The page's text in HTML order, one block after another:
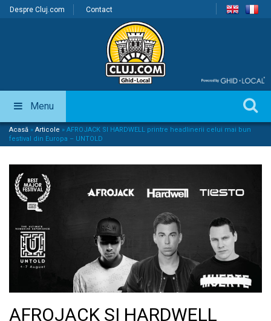
Despre Cluj.com Contact
Menu
Acasă » Articole » AFROJACK SI HARDWELL printre headlinerii celui mai bun
festival din Europa – UNTOLD
AFROJACK SI HARDWELL